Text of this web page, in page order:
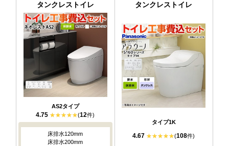
タンクレストイレ
AS2タイプ
4.75 (12件)
床排水120mm
床排水200mm
タンクレストイレ
タイプ1K
4.67 (108件)